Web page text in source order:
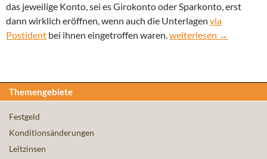
das jeweilige Konto, sei es Girokonto oder Sparkonto, erst
dann wirklich eröffnen, wenn auch die Unterlagen via
Postident bei ihnen eingetroffen waren.DKB-Cash Girokonto
weiterlesen →
Themengebiete
Festgeld
Konditionsänderungen
Leitzinsen